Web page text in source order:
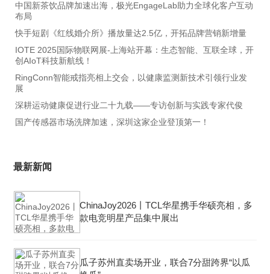
中国新茶饮品牌加速出海，极光EngageLab助力全球化客户互动
布局
快手短剧《红线婚介所》播放量达2.5亿，开拓品牌营销新增量
IOTE 2025国际物联网展-上海站开幕：生态智能、互联全球，开
创AIoT科技新航线！
RingConn智能戒指亮相上交会，以健康监测新技术引领行业发
展
深耕运动健康促进行业二十九载——专访创新与实践专家代俊
国产传感器市场洗牌加速，深圳这家企业登顶第一！
最新新闻
ChinaJoy2026丨TCL华星携手华硕亮相，多
款电竞明星产品集中展出
瓜子苏州直卖场开业，联合7分甜跨界“以瓜